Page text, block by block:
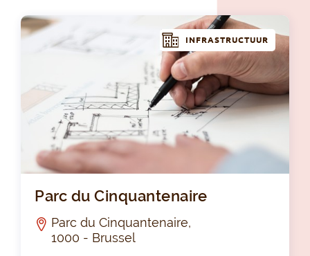
INFRASTRUCTUUR
Parc du Cinquantenaire
Parc du Cinquantenaire,
1000 - Brussel